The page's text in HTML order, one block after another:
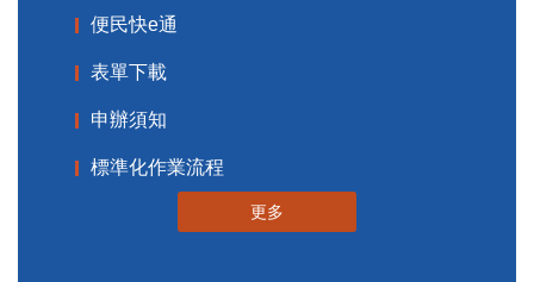
便民快e通
表單下載
申辦須知
標準化作業流程
更多